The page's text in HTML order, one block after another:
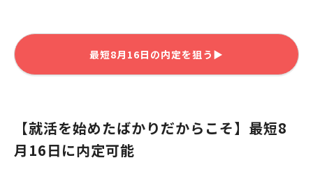
最短8月16日 の内定を狙う▶
【就活を始めたばかりだからこそ】最短8
月16日に内定可能